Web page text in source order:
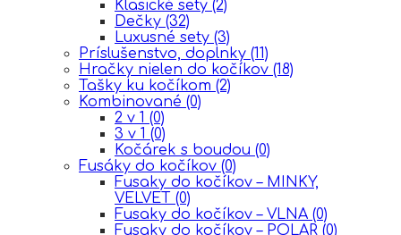
Klasické sety (2)
Dečky (32)
Luxusné sety (3)
Príslušenstvo, doplnky (11)
Hračky nielen do kočíkov (18)
Tašky ku kočíkom (2)
Kombinované (0)
2 v 1 (0)
3 v 1 (0)
Kočárek s boudou (0)
Fusáky do kočíkov (0)
Fusaky do kočíkov – MINKY,
VELVET (0)
Fusaky do kočíkov – VLNA (0)
Fusaky do kočíkov – POLAR (0)